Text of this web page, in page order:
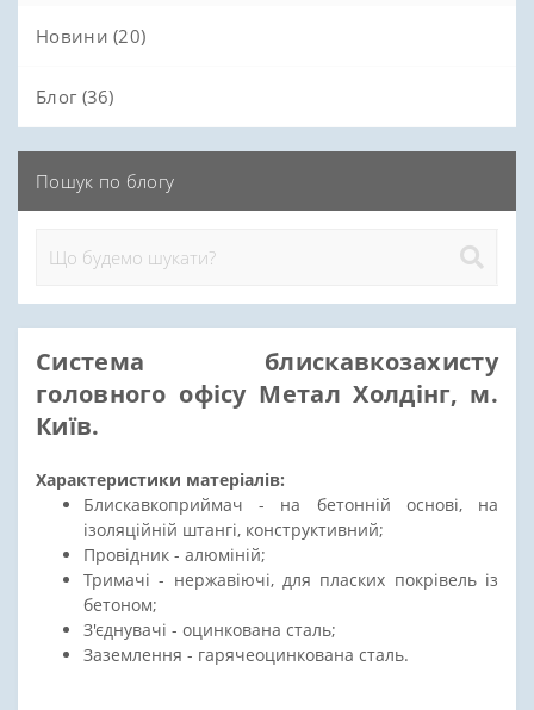
Новини (20)
Блог (36)
Пошук по блогу
Система блискавкозахисту
головного офісу Метал Холдінг, м.
Київ.
Характеристики матеріалів:
Блискавкоприймач - на бетонній основі, на
ізоляційній штангі, конструктивний;
Провідник - алюміній;
Тримачі - нержавіючі, для пласких покрівель із
бетоном;
З'єднувачі - оцинкована сталь;
Заземлення - гарячеоцинкована сталь.